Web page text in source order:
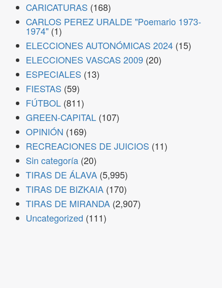
CARICATURAS (168)
CARLOS PEREZ URALDE "Poemario 1973-
1974" (1)
ELECCIONES AUTONÓMICAS 2024 (15)
ELECCIONES VASCAS 2009 (20)
ESPECIALES (13)
FIESTAS (59)
FÚTBOL (811)
GREEN-CAPITAL (107)
OPINIÓN (169)
RECREACIONES DE JUICIOS (11)
Sin categoría (20)
TIRAS DE ÁLAVA (5,995)
TIRAS DE BIZKAIA (170)
TIRAS DE MIRANDA (2,907)
Uncategorized (111)